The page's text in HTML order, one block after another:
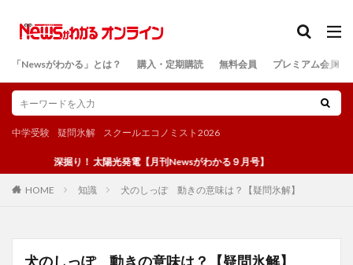
「Newsがわかる」とは？ 購入・定期購読 無料会員 プレミアム会員
中学受験 疑問氷解 スクールエコノミスト2026
深掘り！ 太陽光発電【月刊Newsがわかる９月号】
HOME 知識 犬のしっぽ 動きの意味は？【疑問氷解】
犬のしっぽ 動きの意味は？【疑問氷解】
検索